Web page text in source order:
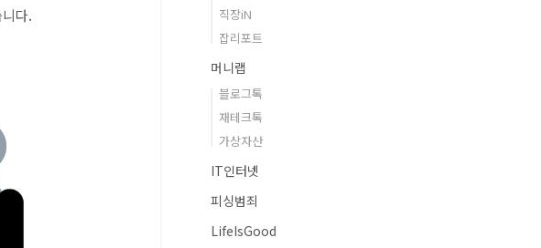
다.
직장iN
잡리포트
머니랩
블로그톡
재테크톡
가상자산
IT인터넷
피싱범죄
LifeIsGood